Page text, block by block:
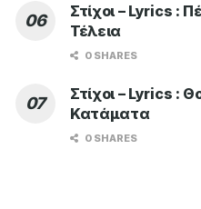
Στίχοι – Lyrics :
Τέλεια
0 SHARES
Στίχοι – Lyrics :
Κατάματα
0 SHARES